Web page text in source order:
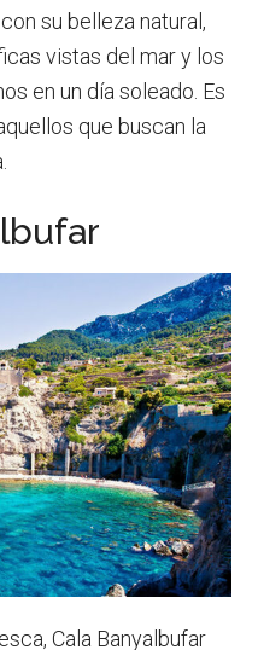
su belleza natural,
vistas del mar y los
en un día soleado. Es
que buscan la
Cala Banyalbufar